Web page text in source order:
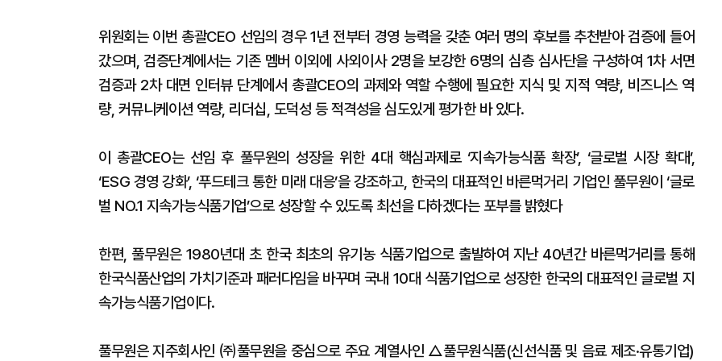
위원회는 이번 총괄CEO 선임의 경우 1년 전부터 경영 능력을 갖춘 여러 명의 후보를 추천받아 검증에 들어
갔으며, 검증단계에서는 기존 멤버 이외에 사외이사 2명을 보강한 6명의 심층 심사단을 구성하여 1차 서면
검증과 2차 대면 인터뷰 단계에서 총괄CEO의 과제와 역할 수행에 필요한 지식 및 지적 역량, 비즈니스 역
량, 커뮤니케이션 역량, 리더십, 도덕성 등 적격성을 심도있게 평가한 바 있다.
이 총괄CEO는 선임 후 풀무원의 성장을 위한 4대 핵심과제로 ‘지속가능식품 확장’, ‘글로벌 시장 확대’,
‘ESG 경영 강화’, ‘푸드테크 통한 미래 대응’을 강조하고, 한국의 대표적인 바른먹거리 기업인 풀무원이 ‘글로
벌 NO.1 지속가능식품기업’으로 성장할 수 있도록 최선을 다하겠다는 포부를 밝혔다
한편, 풀무원은 1980년대 초 한국 최초의 유기농 식품기업으로 출발하여 지난 40년간 바른먹거리를 통해
한국식품산업의 가치기준과 패러다임을 바꾸며 국내 10대 식품기업으로 성장한 한국의 대표적인 글로벌 지
속가능식품기업이다.
풀무원은 지주회사인 ㈜풀무원을 중심으로 주요 계열사인 △풀무원식품(신선식품 및 음료 제조·유통기업)